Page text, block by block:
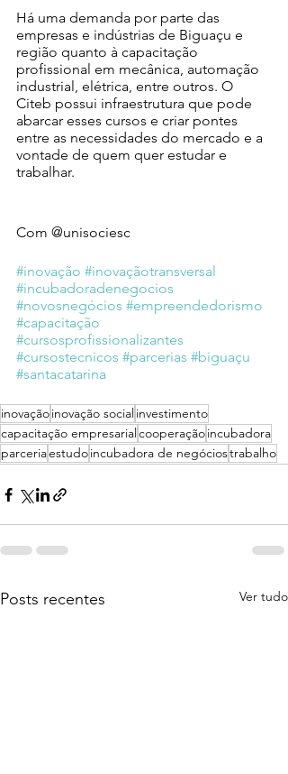
Há uma demanda por parte das
empresas e indústrias de Biguaçu e
região quanto à capacitação
profissional em mecânica, automação
industrial, elétrica, entre outros. O
Citeb possui infraestrutura que pode
abarcar esses cursos e criar pontes
entre as necessidades do mercado e a
vontade de quem quer estudar e
trabalhar.
Com @unisociesc
#inovação #inovaçãotransversal
#incubadoradenegocios
#novosnegócios #empreendedorismo
#capacitação
#cursosprofissionalizantes
#cursostecnicos #parcerias #biguaçu
#santacatarina
inovaçãoinovação socialinvestimento
capacitação empresarialcooperaçãoincubadora
parceriaestudoincubadora de negóciostrabalho
Posts recentes Ver tudo